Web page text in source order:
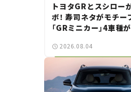
トヨタGRとスシロー
ボ！ 寿司ネタがモチー
「GRミニカー」4車種
2026.08.04